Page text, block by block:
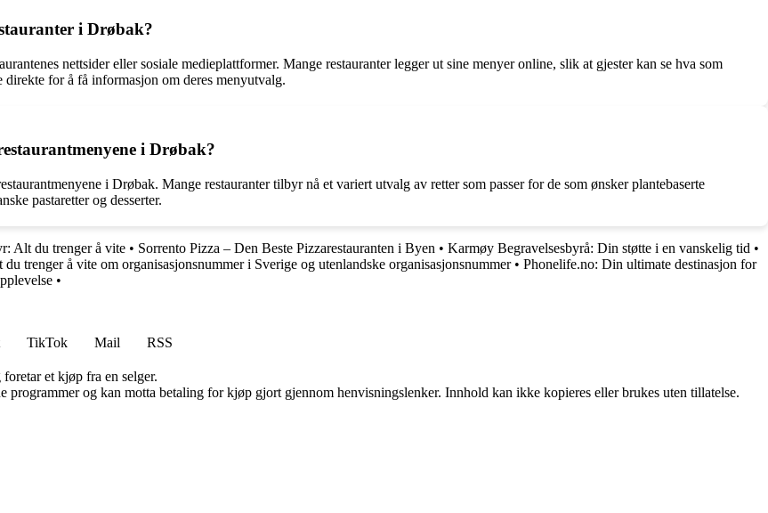
i Drøbak?
nettsider eller sosiale medieplattformer. Mange restauranter legger ut sine menyer online, slik at gjester kan se hva som
for å få informasjon om deres menyutvalg.
i Drøbak?
i Drøbak. Mange restauranter tilbyr nå et variert utvalg av retter som passer for de som ønsker plantebaserte
pastaretter og desserter.
Alt du trenger å vite • Sorrento Pizza – Den Beste Pizzarestauranten i Byen • Karmøy Begravelsesbyrå: Din støtte i en vanskelig tid •
du trenger å vite om organisasjonsnummer i Sverige og utenlandske organisasjonsnummer• Phonelife.no: Din ultimate destinasjon for
•
TikTok Mail
RSS
et kjøp fra en selger.
og kan motta betaling for kjøp gjort gjennom henvisningslenker. Innhold kan ikke kopieres eller brukes uten tillatelse.